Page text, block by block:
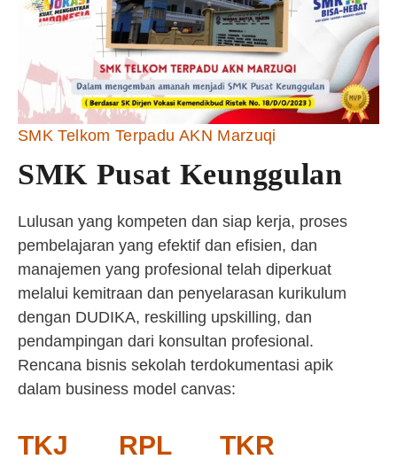
SMK Telkom Terpadu AKN Marzuqi
SMK Pusat Keunggulan
Lulusan yang kompeten dan siap kerja, proses
pembelajaran yang efektif dan efisien, dan
manajemen yang profesional telah diperkuat
melalui kemitraan dan penyelarasan kurikulum
dengan DUDIKA, reskilling upskilling, dan
pendampingan dari konsultan profesional.
Rencana bisnis sekolah terdokumentasi apik
dalam business model canvas:
TKJ RPL TKR